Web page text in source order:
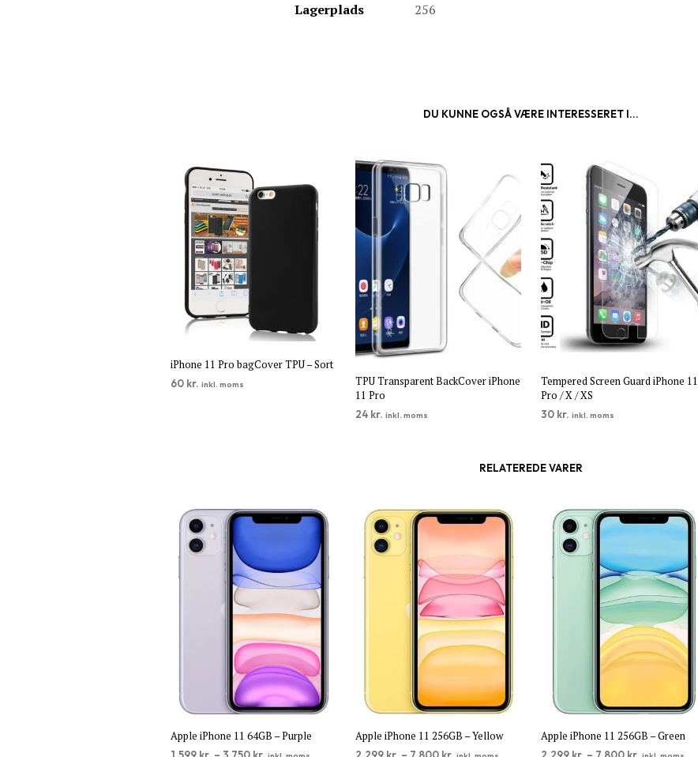
Lagerplads 256
DU KUNNE OGSÅ VÆRE INTERESSERET I...
iPhone 11 Pro bagCover TPU – Sort
60 kr. inkl. moms
TPU Transparent BackCover iPhone
11 Pro
24 kr. inkl. moms
Tempered Screen Guard iPhone 11
Pro / X / XS
30 kr. inkl. moms
RELATEREDE VARER
Apple iPhone 11 64GB – Purple
1.599 kr. – 3.750 kr.
Apple iPhone 11 256GB – Yellow
2.299 kr. – 7.800 kr.
Apple iPhone 11 256GB – Green
2.299 kr. – 7.800 kr.